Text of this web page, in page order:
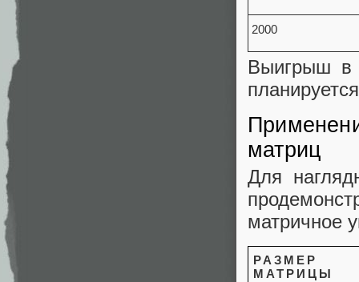
2000
Выигрыш в
матриц
Для
матричное
РАЗМЕР
МАТРИЦЫ